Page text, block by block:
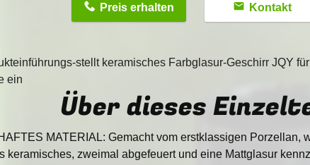
Preis erhalten Kontakt
stellt keramisches Farbglasur-Geschirr JQY
ein
Über dieses
MATERIAL: Gemacht vom erstklassigen Porzellan,
keramisches, zweimal abgefeuert und eine Mattglasur